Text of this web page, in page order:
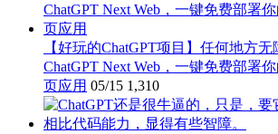
【好玩的ChatGPT项目】任何地方无
ChatGPT Next Web，一键免费部署
页应用 05/15 1,310